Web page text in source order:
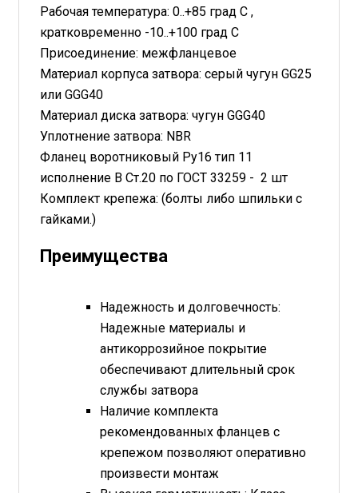
Рабочая температура: 0..+85 град С ,
кратковременно -10..+100 град С
Присоединение: межфланцевое
Материал корпуса затвора: серый чугун GG25
или GGG40
Материал диска затвора: чугун GGG40
Уплотнение затвора: NBR
Фланец воротниковый Ру16 тип 11
исполнение В Ст.20 по ГОСТ 33259 - 2 шт
Комплект крепежа: (болты либо шпильки c
гайками.)
Преимущества
Надежность и долговечность:
Надежные материалы и
антикоррозийное покрытие
обеспечивают длительный срок
службы затвора
Наличие комплекта
рекомендованных фланцев с
крепежом позволяют оперативно
произвести монтаж